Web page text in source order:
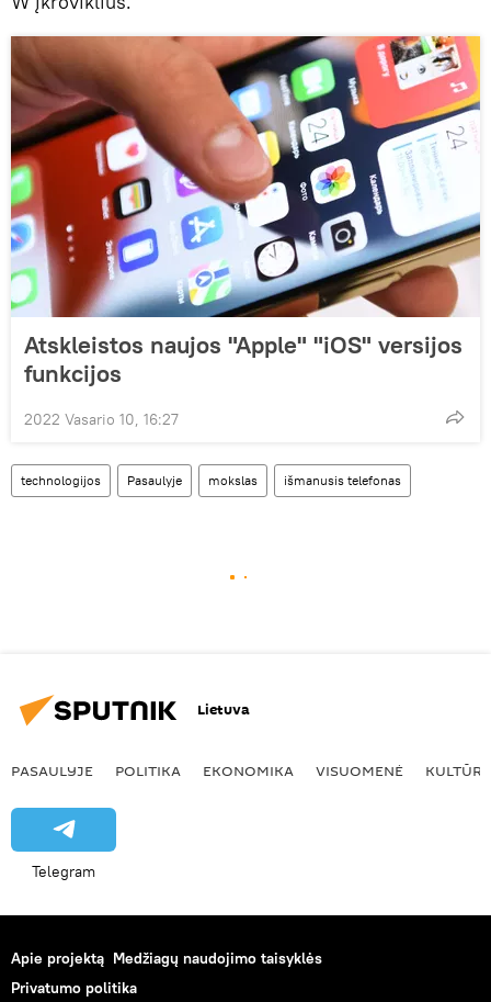
Atskleistos naujos "Apple" "iOS" versijos
funkcijos
2022 Vasario 10, 16:27
technologijos Pasaulyje mokslas išmanusis telefonas
Lietuva
PASAULYJE POLITIKA EKONOMIKA VISUOMENĖ KULTŪRA
Telegram
Apie projektą Medžiagų naudojimo taisyklės
Privatumo politika